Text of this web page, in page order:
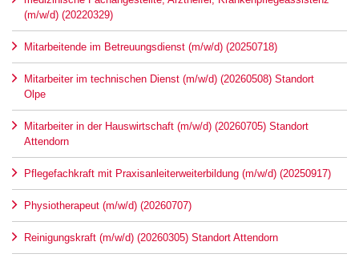
(m/w/d) (20220329)
Mitarbeitende im Betreuungsdienst (m/w/d) (20250718)
Mitarbeiter im technischen Dienst (m/w/d) (20260508) Standort
Olpe
Mitarbeiter in der Hauswirtschaft (m/w/d) (20260705) Standort
Attendorn
Pflegefachkraft mit Praxisanleiterweiterbildung (m/w/d) (20250917)
Physiotherapeut (m/w/d) (20260707)
Reinigungskraft (m/w/d) (20260305) Standort Attendorn